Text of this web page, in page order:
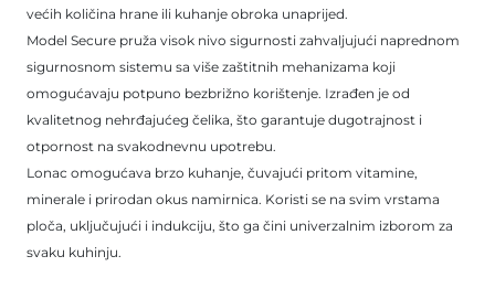
većih količina hrane ili kuhanje obroka unaprijed.
Model Secure pruža visok nivo sigurnosti zahvaljujući naprednom
sigurnosnom sistemu sa više zaštitnih mehanizama koji
omogućavaju potpuno bezbrižno korištenje. Izrađen je od
kvalitetnog nehrđajućeg čelika, što garantuje dugotrajnost i
otpornost na svakodnevnu upotrebu.
Lonac omogućava brzo kuhanje, čuvajući pritom vitamine,
minerale i prirodan okus namirnica. Koristi se na svim vrstama
ploča, uključujući i indukciju, što ga čini univerzalnim izborom za
svaku kuhinju.